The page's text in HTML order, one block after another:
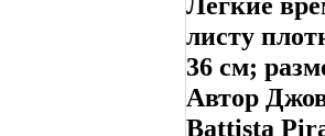
листу
36 см;
Автор
Battista